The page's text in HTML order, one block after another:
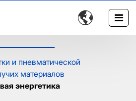

и пневматической
материалов
энергетика